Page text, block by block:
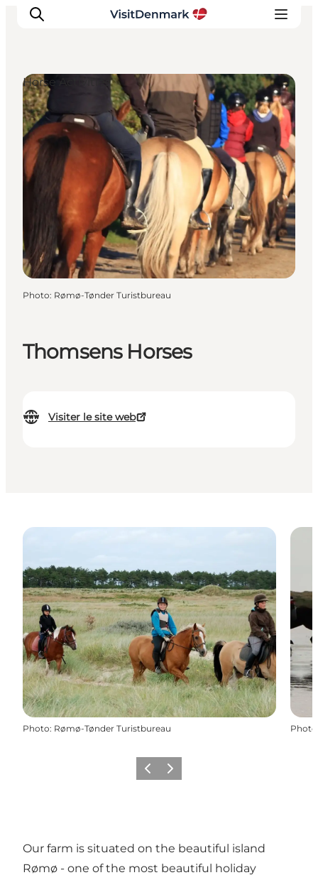
Inspirations
Destinations
Quoi faire
Hébergements
Planifiez votre voyage
Thomsens Horses
Visiter le site web
Horse Activities
Photo: Rømø-Tønder Turistbureau
Photo: Rømø-Tønder Turistbureau Photo
PrécédentSuivant
Our farm is situated on the beautiful island
Rømø - one of the most beautiful holiday